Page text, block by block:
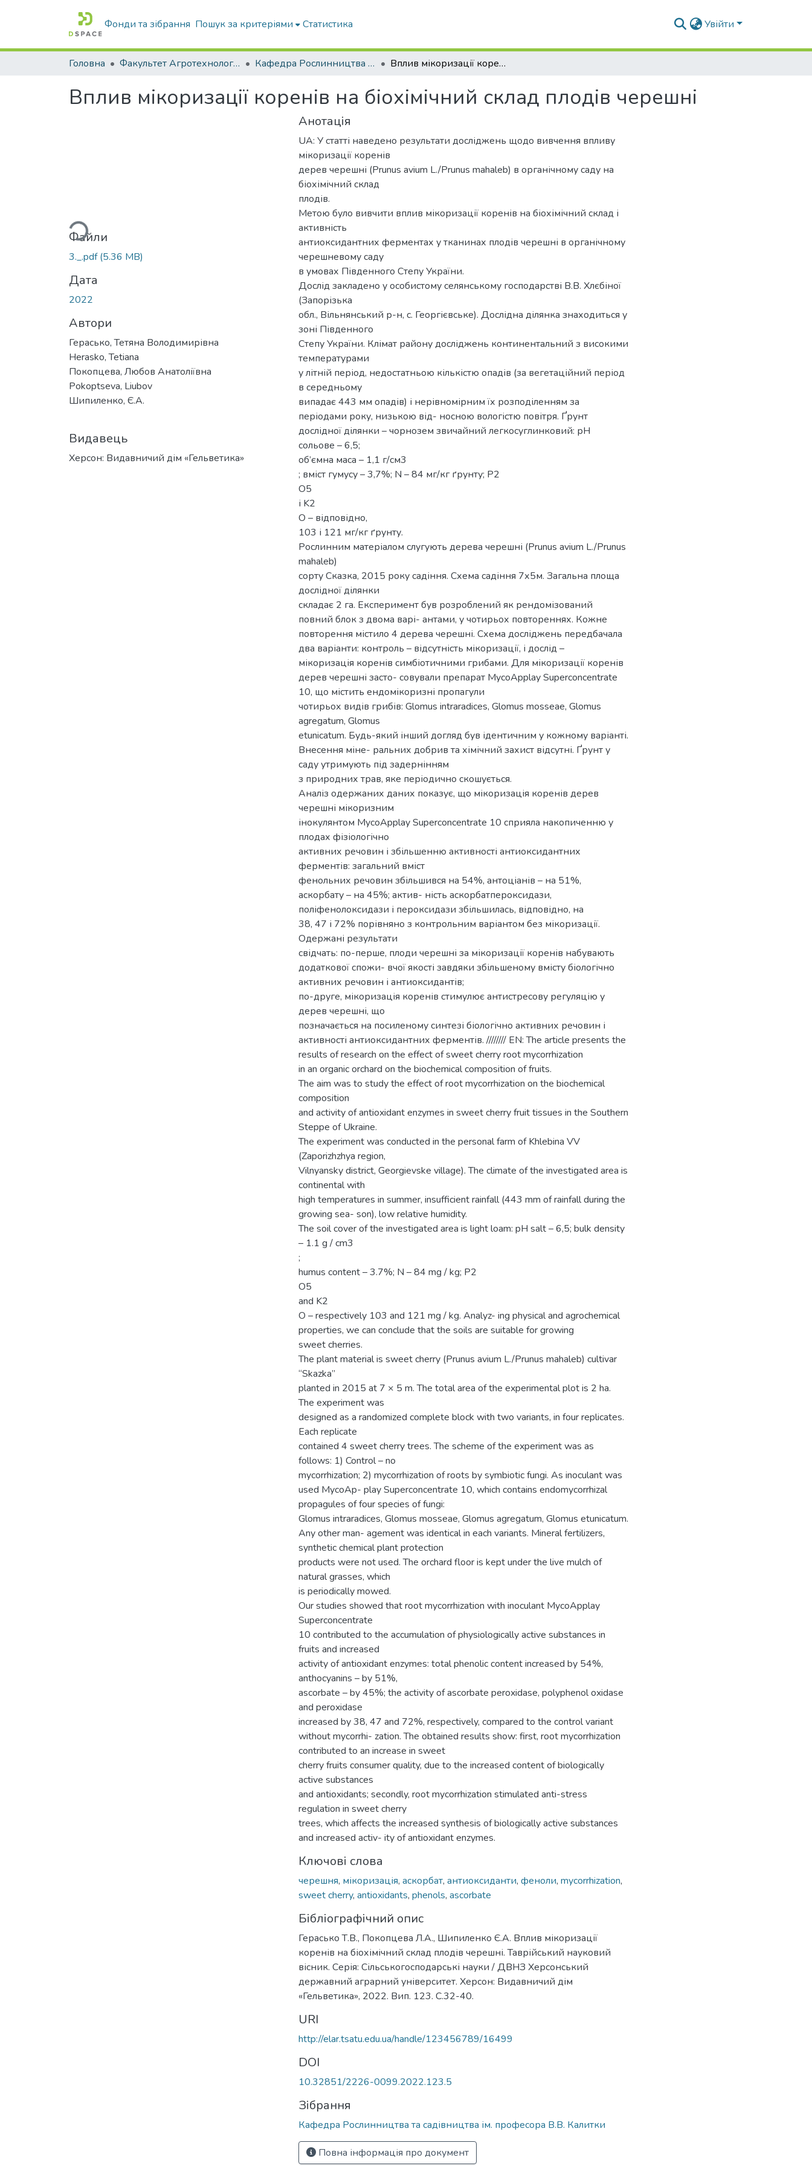
Фонди та зібрання Пошук за критеріями Статистика Увійти
Головна Факультет Агротехнологій та екології Кафедра Рослинництва та садівництва ім. професора В.В. Калитки Вплив мікоризації коренів на біохімічний склад плодів черешні
Вплив мікоризації коренів на біохімічний склад плодів черешні
Вантажиться...
Файли
3._.pdf(5.36 MB)
Дата
2022
Автори
Герасько, Тетяна Володимирівна
Herasko, Tetiana
Покопцева, Любов Анатоліївна
Pokoptseva, Liubov
Шипиленко, Є.А.
Видавець
Херсон: Видавничий дім «Гельветика»
Анотація
UA: У статті наведено результати досліджень щодо вивчення впливу
мікоризації коренів
дерев черешні (Prunus avium L./Prunus mahaleb) в органічному саду на
біохімічний склад
плодів.
Метою було вивчити вплив мікоризації коренів на біохімічний склад і
активність
антиоксидантних ферментах у тканинах плодів черешні в органічному
черешневому саду
в умовах Південного Степу України.
Дослід закладено у особистому селянському господарстві В.В. Хлєбіної
(Запорізька
обл., Вільнянський р-н, с. Георгієвське). Дослідна ділянка знаходиться у
зоні Південного
Степу України. Клімат району досліджень континентальний з високими
температурами
у літній період, недостатньою кількістю опадів (за вегетаційний період
в середньому
випадає 443 мм опадів) і нерівномірним їх розподіленням за
періодами року, низькою від- носною вологістю повітря. Ґрунт
дослідної ділянки – чорнозем звичайний легкосуглинковий: рН
сольове – 6,5;
об’ємна маса – 1,1 г/см3
; вміст гумусу – 3,7%; N – 84 мг/кг ґрунту; P2
O5
і K2
O – відповідно,
103 і 121 мг/кг ґрунту.
Рослинним матеріалом слугують дерева черешні (Prunus avium L./Prunus
mahaleb)
сорту Сказка, 2015 року садіння. Схема садіння 7х5м. Загальна площа
дослідної ділянки
складає 2 га. Експеримент був розроблений як рендомізований
повний блок з двома варі- антами, у чотирьох повтореннях. Кожне
повторення містило 4 дерева черешні. Схема досліджень передбачала
два варіанти: контроль – відсутність мікоризації, і дослід –
мікоризація коренів симбіотичними грибами. Для мікоризації коренів
дерев черешні засто- совували препарат MycoApplay Superconcentrate
10, що містить ендомікоризні пропагули
чотирьох видів грибів: Glomus intraradices, Glomus mosseae, Glomus
agregatum, Glomus
etunicatum. Будь-який інший догляд був ідентичним у кожному варіанті.
Внесення міне- ральних добрив та хімічний захист відсутні. Ґрунт у
саду утримують під задернінням
з природних трав, яке періодично скошується.
Аналіз одержаних даних показує, що мікоризація коренів дерев
черешні мікоризним
інокулянтом MycoApplay Superconcentrate 10 сприяла накопиченню у
плодах фізіологічно
активних речовин і збільшенню активності антиоксидантних
ферментів: загальний вміст
фенольних речовин збільшився на 54%, антоціанів – на 51%,
аскорбату – на 45%; актив- ність аскорбатпероксидази,
поліфенолоксидази і пероксидази збільшилась, відповідно, на
38, 47 і 72% порівняно з контрольним варіантом без мікоризації.
Одержані результати
свідчать: по-перше, плоди черешні за мікоризації коренів набувають
додаткової спожи- вчої якості завдяки збільшеному вмісту біологічно
активних речовин і антиоксидантів;
по-друге, мікоризація коренів стимулює антистресову регуляцію у
дерев черешні, що
позначається на посиленому синтезі біологічно активних речовин і
активності антиоксидантних ферментів. //////// EN: The article presents the
results of research on the effect of sweet cherry root mycorrhization
in an organic orchard on the biochemical composition of fruits.
The aim was to study the effect of root mycorrhization on the biochemical
composition
and activity of antioxidant enzymes in sweet cherry fruit tissues in the Southern
Steppe of Ukraine.
The experiment was conducted in the personal farm of Khlebina VV
(Zaporizhzhya region,
Vilnyansky district, Georgievske village). The climate of the investigated area is
continental with
high temperatures in summer, insufficient rainfall (443 mm of rainfall during the
growing sea- son), low relative humidity.
The soil cover of the investigated area is light loam: pH salt – 6,5; bulk density
– 1.1 g / cm3
;
humus content – 3.7%; N – 84 mg / kg; P2
O5
and K2
O – respectively 103 and 121 mg / kg. Analyz- ing physical and agrochemical
properties, we can conclude that the soils are suitable for growing
sweet cherries.
The plant material is sweet cherry (Prunus avium L./Prunus mahaleb) cultivar
“Skazka”
planted in 2015 at 7 × 5 m. The total area of the experimental plot is 2 ha.
The experiment was
designed as a randomized complete block with two variants, in four replicates.
Each replicate
contained 4 sweet cherry trees. The scheme of the experiment was as
follows: 1) Control – no
mycorrhization; 2) mycorrhization of roots by symbiotic fungi. As inoculant was
used MycoAp- play Superconcentrate 10, which contains endomycorrhizal
propagules of four species of fungi:
Glomus intraradices, Glomus mosseae, Glomus agregatum, Glomus etunicatum.
Any other man- agement was identical in each variants. Mineral fertilizers,
synthetic chemical plant protection
products were not used. The orchard floor is kept under the live mulch of
natural grasses, which
is periodically mowed.
Our studies showed that root mycorrhization with inoculant MycoApplay
Superconcentrate
10 contributed to the accumulation of physiologically active substances in
fruits and increased
activity of antioxidant enzymes: total phenolic content increased by 54%,
anthocyanins – by 51%,
ascorbate – by 45%; the activity of ascorbate peroxidase, polyphenol oxidase
and peroxidase
increased by 38, 47 and 72%, respectively, compared to the control variant
without mycorrhi- zation. The obtained results show: first, root mycorrhization
contributed to an increase in sweet
cherry fruits consumer quality, due to the increased content of biologically
active substances
and antioxidants; secondly, root mycorrhization stimulated anti-stress
regulation in sweet cherry
trees, which affects the increased synthesis of biologically active substances
and increased activ- ity of antioxidant enzymes.
Ключові слова
черешня, мікоризація, аскорбат, антиоксиданти, феноли, mycorrhization,
sweet cherry, antioxidants, phenols, ascorbate
Бібліографічний опис
Герасько Т.В., Покопцева Л.А., Шипиленко Є.А. Вплив мікоризації
коренів на біохімічний склад плодів черешні. Таврійський науковий
вісник. Серія: Сільськогосподарські науки / ДВНЗ Херсонський
державний аграрний університет. Херсон: Видавничий дім
«Гельветика», 2022. Вип. 123. С.32-40.
URI
http://elar.tsatu.edu.ua/handle/123456789/16499
DOI
10.32851/2226-0099.2022.123.5
Зібрання
Кафедра Рослинництва та садівництва ім. професора В.В. Калитки
Повна інформація про документ